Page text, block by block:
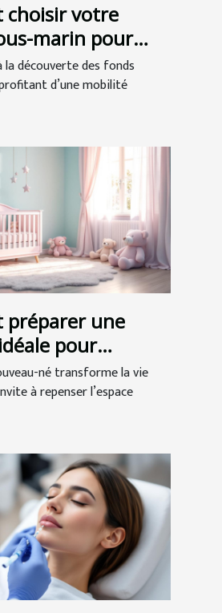
choisir votre
marin pour
?
la découverte des fonds
d’une mobilité
préparer une
pour
bébé ?né transforme la vie
à repenser l’espace